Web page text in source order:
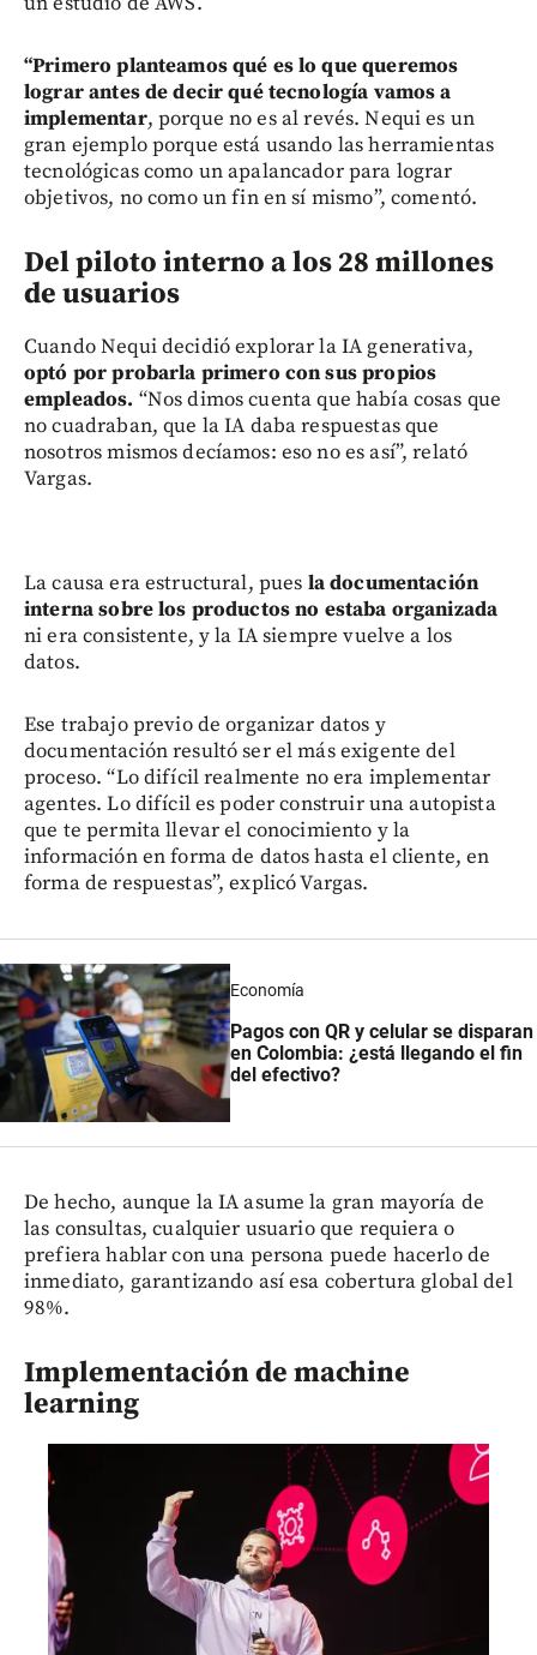
“Primero planteamos qué es lo que queremos
lograr antes de decir qué tecnología vamos a
implementar, porque no es al revés. Nequi es un
gran ejemplo porque está usando las herramientas
tecnológicas como un apalancador para lograr
objetivos, no como un fin en sí mismo”, comentó.
Del piloto interno a los 28 millones
de usuarios
Cuando Nequi decidió explorar la IA generativa,
optó por probarla primero con sus propios
empleados. “Nos dimos cuenta que había cosas que
no cuadraban, que la IA daba respuestas que
nosotros mismos decíamos: eso no es así”, relató
Vargas.
La causa era estructural, pues la documentación
interna sobre los productos no estaba organizada
ni era consistente, y la IA siempre vuelve a los
datos.
Ese trabajo previo de organizar datos y
documentación resultó ser el más exigente del
proceso. “Lo difícil realmente no era implementar
agentes. Lo difícil es poder construir una autopista
que te permita llevar el conocimiento y la
información en forma de datos hasta el cliente, en
forma de respuestas”, explicó Vargas.
Economía
Pagos con QR y celular se disparan
en Colombia: ¿está llegando el fin
del efectivo?
De hecho, aunque la IA asume la gran mayoría de
las consultas, cualquier usuario que requiera o
prefiera hablar con una persona puede hacerlo de
inmediato, garantizando así esa cobertura global del
98%.
Implementación de machine
learning